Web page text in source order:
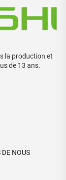
la production et
de 13 ans.
NOUS